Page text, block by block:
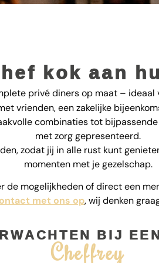
kok aan
privé diners op maat – ideaal
vrienden, een zakelijke
combinaties tot
met zorg gepresenteerd.
zodat jij in alle rust kunt
momenten met je gezelschap.
de mogelijkheden of direct een
met ons op, wij denken
BIJ
Cheffrey